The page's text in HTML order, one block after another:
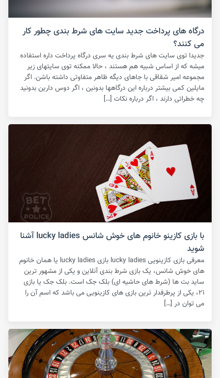
درگاه های پرداخت جدید سایت های شرط بندی چطور کار
می کنند؟
جدیدا توی سایت های شرط بندی یه سری درگاه پرداخت داره استفاده
میشه که از اساس شبیه هم هستند ، حالا ممکنه توی سایتهای زیر
مجموعه امیر شقاقی با جاهای دیگه ظاهر متفاوتی داشته باشن. اگر
مایلین کمی بیشتر درباره این درگاهها بدونین ، اگر دوس دارین بدونید
چه خطراتی دارند ، اگر درباره نکات […]
با بازی کازینو خانوم های خوش شانس lucky ladies آشنا
شوید
معرفی بازی کازینویی lucky ladies بازی lucky ladies یا همان خانوم
های خوش شانس، یک بازی شرط بندی آنلاین و یکی از مشهور ترین
ساید بت ها (شرط های حاشیه ای) بلک جک است‌. بلک جک یا بازی
۲۱، یکی از پرطرفدار ترین بازی های کازینویی می باشد که اسم آن را
می توان در […]